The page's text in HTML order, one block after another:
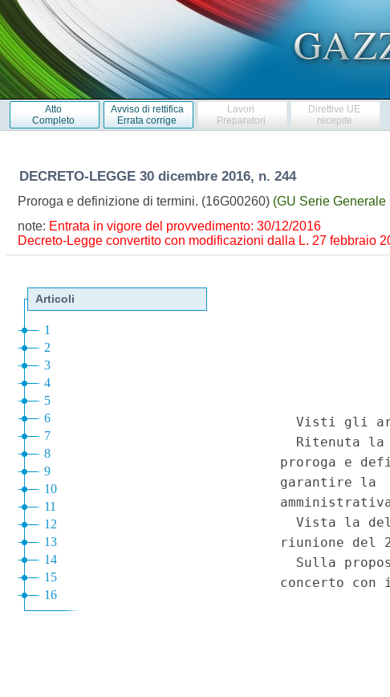
Atto
Completo
Avviso di rettifica
Errata corrige
Lavori
Preparatori
Direttive UE
recepite
DECRETO-LEGGE 30 dicembre 2016, n. 244
Proroga e definizione di termini. (16G00260) (GU Serie
note: Entrata in vigore del provvedimento: 30/12/2016
Decreto-Legge convertito con modificazioni dalla L. 27 febbraio